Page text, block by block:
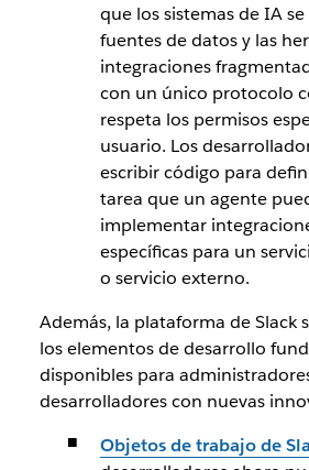
que los sistemas de IA
fuentes de datos y las
integraciones
con un único protocolo
respeta los permisos
usuario. Los
escribir código para
tarea que un agente
implementar
específicas para un
o servicio externo.
Además, la plataforma de Slack
los elementos de desarrollo
disponibles para
desarrolladores con nuevas
Objetos de trabajo de